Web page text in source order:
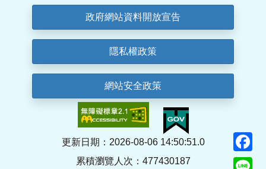
政府網站資料開放宣告
隱私權政策
網站安全政策
更新日期：2026-08-06 14:50:51.0
累積瀏覽人次：477430187